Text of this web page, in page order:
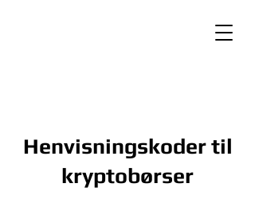
Henvisningskoder til
kryptobørser